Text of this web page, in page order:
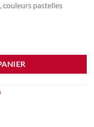
couleurs pastelles